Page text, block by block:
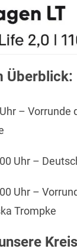
Überblick:
–
Uhr –
Uhr –
Trompke